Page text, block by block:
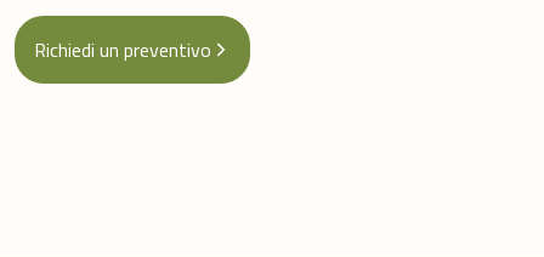
Richiedi un preventivo